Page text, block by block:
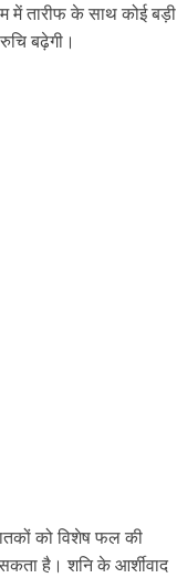
तारीफ के साथ कोई बड़ी
बढ़ेगी।
को विशेष फल की
सकता है। शनि के आर्शीवाद